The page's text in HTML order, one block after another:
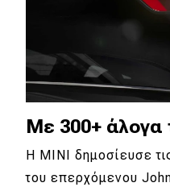
Με 300+ άλογα
Η MINI δημοσίευσε
του επερχόμενου